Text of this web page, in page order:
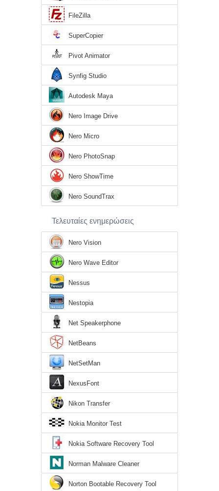
FileZilla
SuperCopier
Pivot Animator
Synfig Studio
Autodesk Maya
Nero Image Drive
Nero Micro
Nero PhotoSnap
Nero ShowTime
Nero SoundTrax
Τελευταίες ενημερώσεις
Nero Vision
Nero Wave Editor
Nessus
Nestopia
Net Speakerphone
NetBeans
NetSetMan
NexusFont
Nikon Transfer
Nokia Monitor Test
Nokia Software Recovery Tool
Norman Malware Cleaner
Norton Bootable Recovery Tool